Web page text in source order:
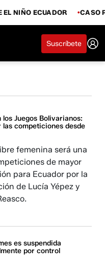
EL NIÑO ECUADOR CASO
Suscríbete
los Juegos Bolivarianos:
las competiciones desde
femenina será una
de mayor
para Ecuador por la
de Lucía Yépez y
es suspendida
por control